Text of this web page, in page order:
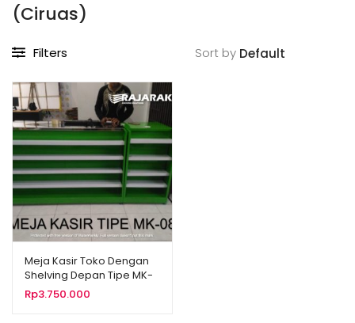
(Ciruas)
Filters Sort by
Meja Kasir Toko Dengan
Shelving Depan Tipe MK-
08
Rp3.750.000